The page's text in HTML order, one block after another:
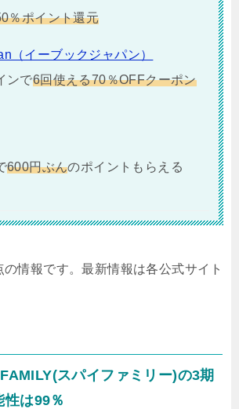
％ポイント還元
（イーブックジャパン）
ンで6回使える70％OFFクーポン
600円ぶんのポイントもらえる
情報です。最新情報は各公式サイト
スパイファミリー)の3期
性は99％